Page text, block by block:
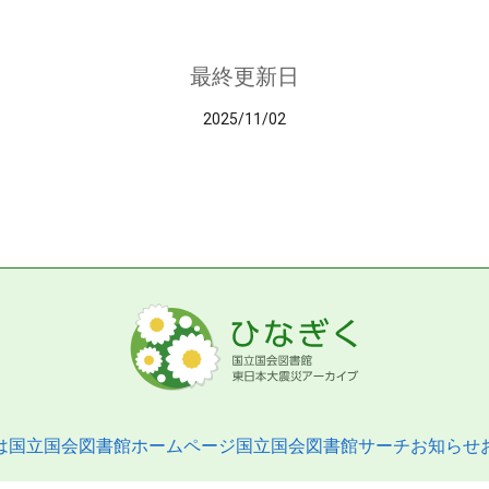
最終更新日
2025/11/02
国立国会図書館ホームページ国立国会図書館サーチお知らせ